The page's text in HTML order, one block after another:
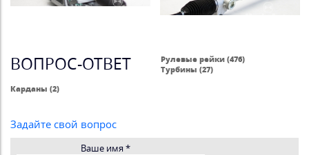
ВОПРОС-ОТВЕТ
Рулевые рейки (476)
Турбины (27)
Карданы (2)
Задайте свой вопрос
Ваше имя *